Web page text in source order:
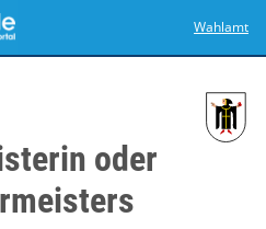
Wahlamt
oder